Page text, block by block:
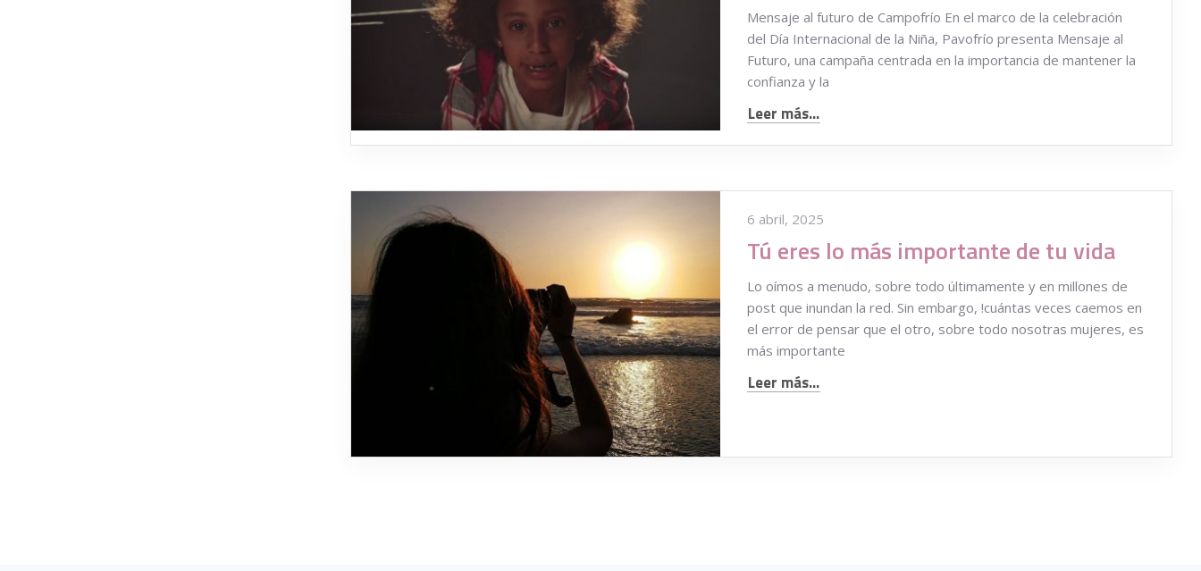
Mensaje al futuro de Campofrío En el marco de la celebración
del Día Internacional de la Niña, Pavofrío presenta Mensaje al
Futuro, una campaña centrada en la importancia de mantener la
confianza y la
Leer más...
6 abril, 2025
Tú eres lo más importante de tu vida
Lo oímos a menudo, sobre todo últimamente y en millones de
post que inundan la red. Sin embargo, !cuántas veces caemos en
el error de pensar que el otro, sobre todo nosotras mujeres, es
más importante
Leer más...